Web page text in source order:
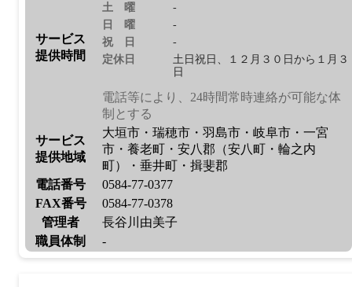
サービス
提供時間
土曜
-
日曜
-
祝日
-
定休日
土日祝日、１２月３０日から１月３
日
電話等により、24時間常時連絡が可能な体
制とする
サービス
提供地域
大垣市・瑞穂市・羽島市・岐阜市・一宮
市・養老町・安八郡（安八町・輪之内
町）・垂井町・揖斐郡
電話番号
0584-77-0377
FAX番号
0584-77-0378
管理者
長谷川由美子
職員体制
-